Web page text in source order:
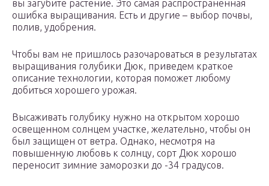
вы загубите растение. Это самая распространенная
ошибка выращивания. Есть и другие – выбор почвы,
полив, удобрения.
Чтобы вам не пришлось разочароваться в результатах
выращивания голубики Дюк, приведем краткое
описание технологии, которая поможет любому
добиться хорошего урожая.
Высаживать голубику нужно на открытом хорошо
освещенном солнцем участке, желательно, чтобы он
был защищен от ветра. Однако, несмотря на
повышенную любовь к солнцу, сорт Дюк хорошо
переносит зимние заморозки до -34 градусов.